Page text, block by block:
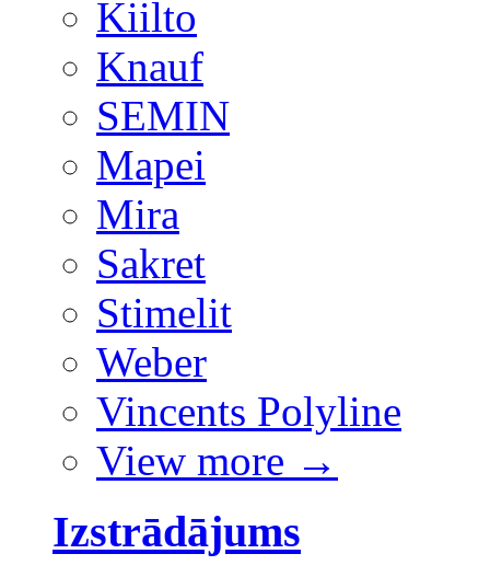
Kiilto
Knauf
SEMIN
Mapei
Mira
Sakret
Stimelit
Weber
Vincents Polyline
View more →
Izstrādājums